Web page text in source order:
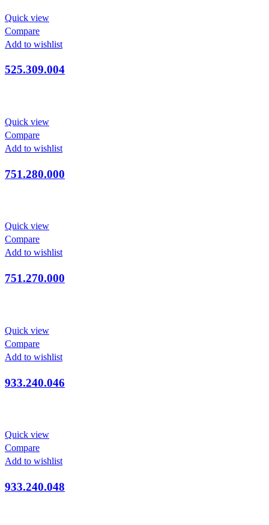
Quick view
Compare
Add to wishlist
525.309.004
Quick view
Compare
Add to wishlist
751.280.000
Quick view
Compare
Add to wishlist
751.270.000
Quick view
Compare
Add to wishlist
933.240.046
Quick view
Compare
Add to wishlist
933.240.048